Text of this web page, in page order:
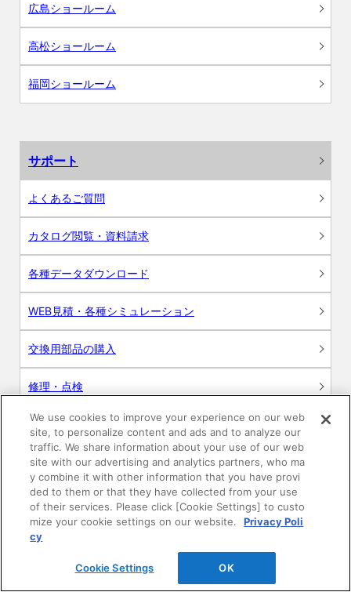
広島ショールーム
高松ショールーム
福岡ショールーム
サポート
よくあるご質問
カタログ閲覧・資料請求
各種データダウンロード
WEB見積・各種シミュレーション
交換用部品の購入
修理・点検
お問い合わせ
ログイン
建築・設計関係者様向けサイト
ユーザー登録サービス
WEB見積システム
We use cookies to improve your experience on our web
site, to personalize content and ads and to analyze our
traffic. We share information about your use of our web
site with our advertising and analytics partners, who ma
y combine it with other information that you have provi
ded to them or that they have collected from your use
of their services. Please click [Cookie Settings] to custo
mize your cookie settings on our website.
Privacy Poli
cy
Cookie Settings OK